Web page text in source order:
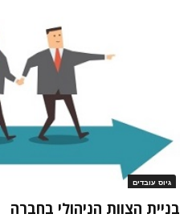
גיוס עובדים
בניית הצוות הניהולי בחברה